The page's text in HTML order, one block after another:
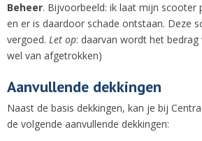
Beheer. Bijvoorbeeld: ik laat mijn scooter
en er is daardoor schade ontstaan. Deze
vergoed. Let op: daarvan wordt het
wel van afgetrokken)
Aanvullende dekkingen
Naast de basis dekkingen, kan je bij
de volgende aanvullende dekkingen: